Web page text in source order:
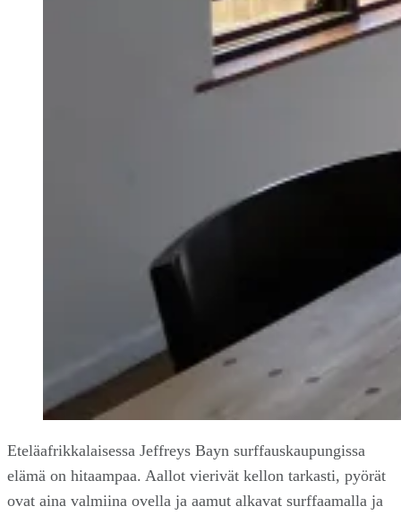
Eteläafrikkalaisessa Jeffreys Bayn surffauskaupungissa
elämä on hitaampaa. Aallot vierivät kellon tarkasti, pyörät
ovat aina valmiina ovella ja aamut alkavat surffaamalla ja